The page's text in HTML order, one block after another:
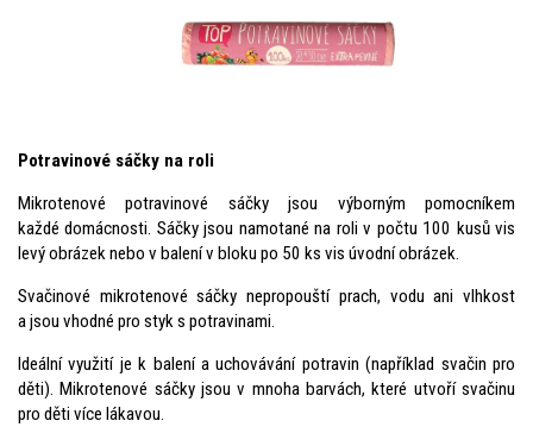
Potravinové sáčky na roli
Mikrotenové potravinové sáčky jsou výborným pomocníkem
každé domácnosti. Sáčky jsou namotané na roli v počtu 100 kusů vis
levý obrázek nebo v balení v bloku po 50 ks vis úvodní obrázek.
Svačinové mikrotenové sáčky nepropouští prach, vodu ani vlhkost
a jsou vhodné pro styk s potravinami.
Ideální využití je k balení a uchovávání potravin (například svačin pro
děti). Mikrotenové sáčky jsou v mnoha barvách, které utvoří svačinu
pro děti více lákavou.